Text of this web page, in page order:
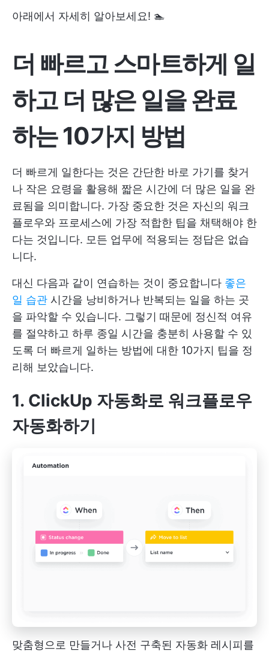
아래에서 자세히 알아보세요! 🏊
더 빠르고 스마트하게 일
하고 더 많은 일을 완료
하는 10가지 방법
더 빠르게 일한다는 것은 간단한 바로 가기를 찾거
나 작은 요령을 활용해 짧은 시간에 더 많은 일을 완
료됨을 의미합니다. 가장 중요한 것은 자신의 워크
플로우와 프로세스에 가장 적합한 팁을 채택해야 한
다는 것입니다. 모든 업무에 적용되는 정답은 없습
니다.
대신 다음과 같이 연습하는 것이 중요합니다 좋은
일 습관 시간을 낭비하거나 반복되는 일을 하는 곳
을 파악할 수 있습니다. 그렇기 때문에 정신적 여유
를 절약하고 하루 종일 시간을 충분히 사용할 수 있
도록 더 빠르게 일하는 방법에 대한 10가지 팁을 정
리해 보았습니다.
1. ClickUp 자동화로 워크플로우
자동화하기
맞춤형으로 만들거나 사전 구축된 자동화 레시피를